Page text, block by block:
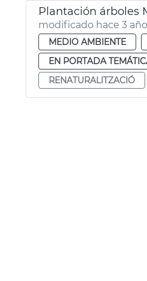
Plantación árboles
modificado hace 3
MEDIO AMBIENTE
EN PORTADA
RENATURALITZACIÓ